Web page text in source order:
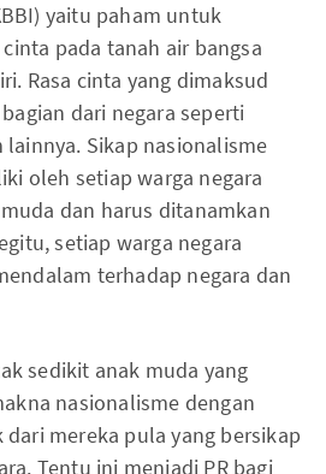
yaitu paham untuk
pada tanah air bangsa
Rasa cinta yang dimaksud
dari negara seperti
lainnya. Sikap nasionalisme
oleh setiap warga negara
dan harus ditanamkan
setiap warga negara
terhadap negara dan
sedikit anak muda yang
nasionalisme dengan
mereka pula yang bersikap
Tentu ini menjadi PR bagi